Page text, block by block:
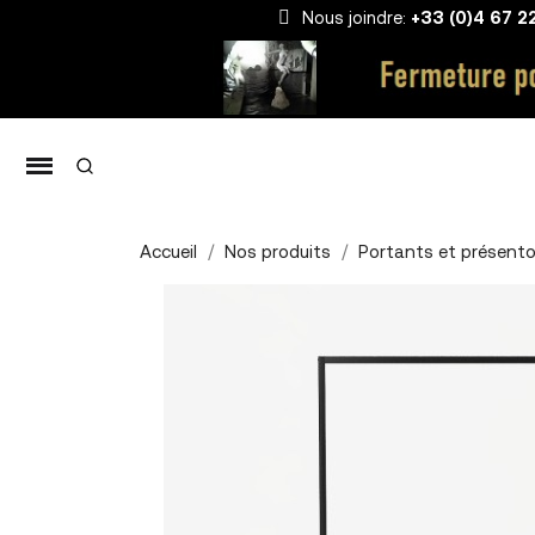
Nous joindre: +33 (0)4 67
Accueil Nos produits Portants et